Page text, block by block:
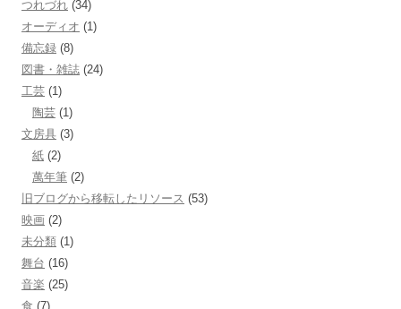
つれづれ (34)
オーディオ (1)
備忘録 (8)
図書・雑誌 (24)
工芸 (1)
陶芸 (1)
文房具 (3)
紙 (2)
萬年筆 (2)
旧ブログから移転したリソース (53)
映画 (2)
未分類 (1)
舞台 (16)
音楽 (25)
食 (7)